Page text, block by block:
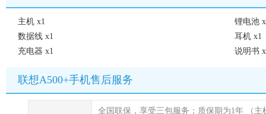
主机 x1
锂电池
数据线 x1
耳机 x1
充电器 x1
说明书
联想A500+手机售后服务
全国联保，享受三包服务；质保期为1年 （